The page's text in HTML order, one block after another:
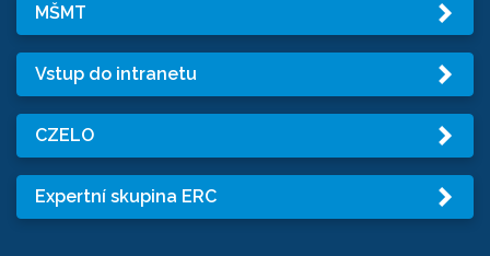
MŠMT
Vstup do intranetu
CZELO
Expertní skupina ERC